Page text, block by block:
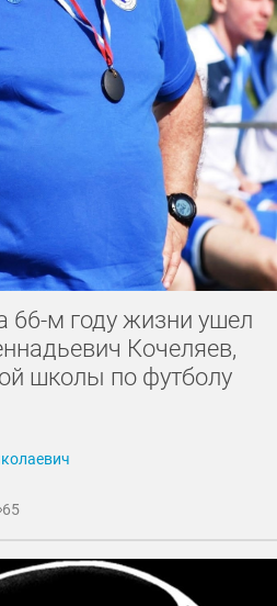
66-м году жизни ушел
Кочеляев,
школы по футболу
65